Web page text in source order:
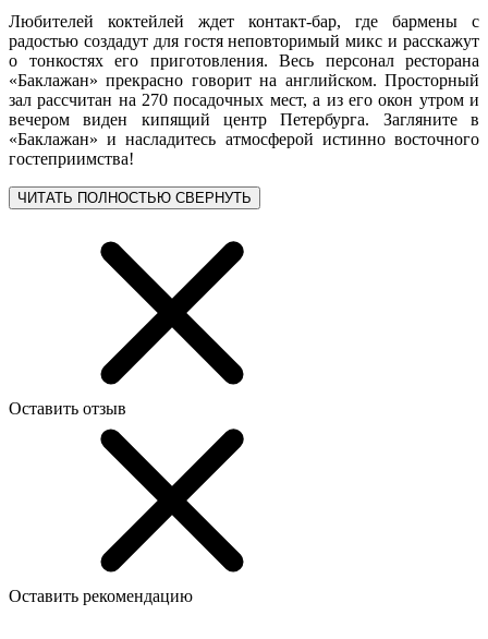
Любителей коктейлей ждет контакт-бар, где бармены с
радостью создадут для гостя неповторимый микс и расскажут
о тонкостях его приготовления. Весь персонал ресторана
«Баклажан» прекрасно говорит на английском. Просторный
зал рассчитан на 270 посадочных мест, а из его окон утром и
вечером виден кипящий центр Петербурга. Загляните в
«Баклажан» и насладитесь атмосферой истинно восточного
гостеприимства!
ЧИТАТЬ ПОЛНОСТЬЮ СВЕРНУТЬ
Оставить отзыв
Оставить рекомендацию